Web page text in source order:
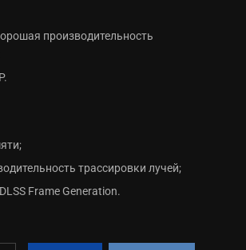
производительность
трассировки лучей;
Frame Generation.